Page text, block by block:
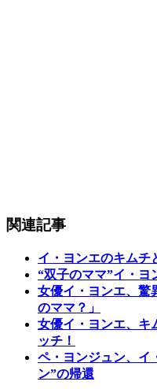
関連記事
イ・ヨンエのキムチ
“双子のママ”イ・ヨ
女優イ・ヨンエ、驚
のママ？」
女優イ・ヨンエ、キ
ッチ！
ペ・ヨンジュン、イ
ン”の帰還